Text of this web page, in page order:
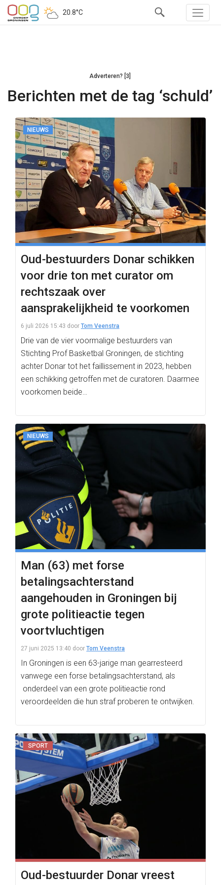
20.8°C
Adverteren? [3]
Berichten met de tag ‘schuld’
NIEUWS
Oud-bestuurders Donar schikken
voor drie ton met curator om
rechtszaak over
aansprakelijkheid te voorkomen
6 juli 2026 15:43 door Tom Veenstra
Drie van de vier voormalige bestuurders van
Stichting Prof Basketbal Groningen, de stichting
achter Donar tot het faillissement in 2023, hebben
een schikking getroffen met de curatoren. Daarmee
voorkomen beide…
NIEUWS
Man (63) met forse
betalingsachterstand
aangehouden in Groningen bij
grote politieactie tegen
voortvluchtigen
27 juni 2025 13:40 door Tom Veenstra
In Groningen is een 63-jarige man gearresteerd
vanwege een forse betalingsachterstand, als
onderdeel van een grote politieactie rond
veroordeelden die hun straf proberen te ontwijken.
SPORT
Oud-bestuurder Donar vreest